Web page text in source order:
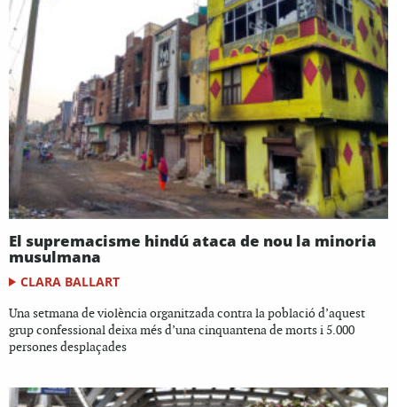
El supremacisme hindú ataca de nou la minoria
musulmana
CLARA BALLART
Una setmana de violència organitzada contra la població d’aquest
grup confessional deixa més d’una cinquantena de morts i 5.000
persones desplaçades